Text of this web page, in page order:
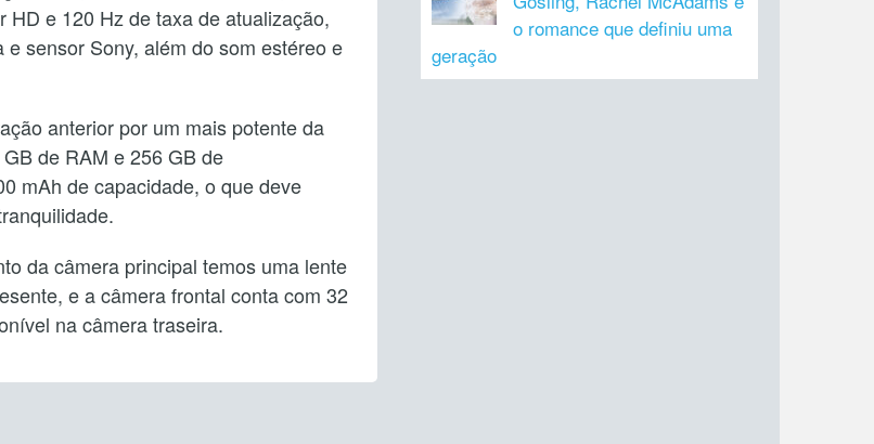
e 120 Hz de taxa de atualização,
sensor Sony, além do som estéreo e
anterior por um mais potente da
de RAM e 256 GB de
mAh de capacidade, o que deve
da câmera principal temos uma lente
e a câmera frontal conta com 32
na câmera traseira.
o romance que definiu uma
geração